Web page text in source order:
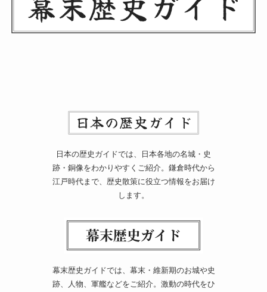
日本の歴史ガイドでは、日本各地の名城・史
跡・銅像をわかりやすくご紹介。鎌倉時代から
江戸時代まで、歴史散策に役立つ情報をお届け
します。
幕末歴史ガイドでは、幕末・維新期のお城や史
跡、人物、軍艦などをご紹介。激動の時代をひ